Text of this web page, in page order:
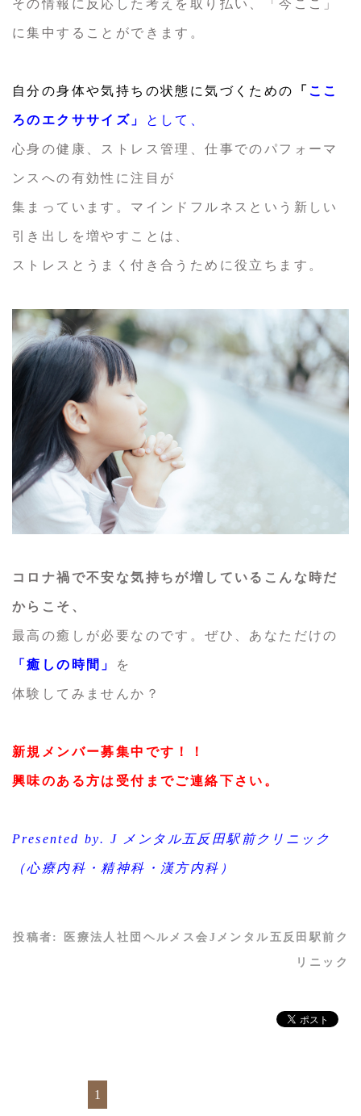
その情報に反応した考えを取り払い、「今ここ」
に集中することができます。
自分の身体や気持ちの状態に気づくための 「 ここ
ろのエクササイズ」 として、
心身の健康、ストレス管理、仕事でのパフォーマ
ンスへの有効性に注目が
集まっています。マインドフルネスという新しい
引き出しを増やすことは、
ストレスとうまく付き合うために役立ちます。
コロナ禍で不安な気持ちが増しているこんな時だ
からこそ、
最高の癒しが必要なのです。ぜひ、あなただけの
「癒しの時間」 を
体験してみませんか？
新規メンバー募集中です！！
興味のある方は受付までご連絡下さい。
Presented by. J メンタル五反田駅前クリニック
（心療内科・精神科・漢方内科）
投稿者: 医療法人社団ヘルメス会Jメンタル五反田駅前ク
リニック
1